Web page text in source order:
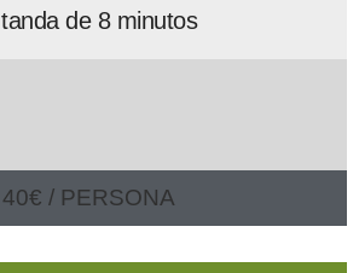
tanda de 8 minutos
40€ / PERSONA